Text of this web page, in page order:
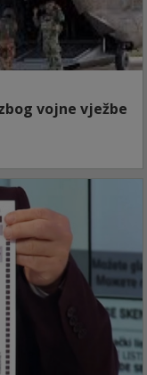
vojne vježbe